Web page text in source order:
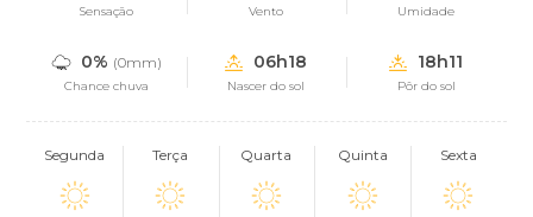
Sensação Vento Umidade
0% (0mm)
Chance chuva
06h18
Nascer do sol
18h11
Pôr do sol
Segunda Terça Quarta Quinta Sexta